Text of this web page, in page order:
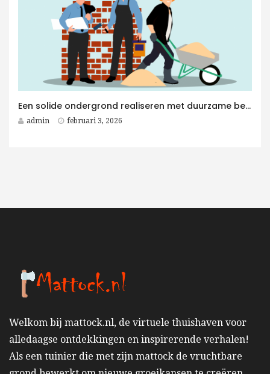
Een solide ondergrond realiseren met duurzame betonplaten voor elk betonwerken project
admin februari 3, 2026
Welkom bij mattock.nl, de virtuele thuishaven voor
alledaagse ontdekkingen en inspirerende verhalen!
Als een tuinier die met zijn mattock de vruchtbare